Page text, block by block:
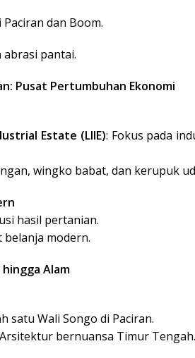
Paciran dan Boom.
abrasi pantai.
Pusat Pertumbuhan Ekonomi
Estate (LIIE): Fokus pada
wingko babat, dan kerupuk
hasil pertanian.
belanja modern.
Alam
satu Wali Songo di Paciran.
bernuansa Timur Tengah.